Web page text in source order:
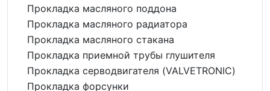
Прокладка масляного поддона
Прокладка масляного радиатора
Прокладка масляного стакана
Прокладка приемной трубы глушителя
Прокладка серводвигателя (VALVETRONIC)
Прокладка форсунки